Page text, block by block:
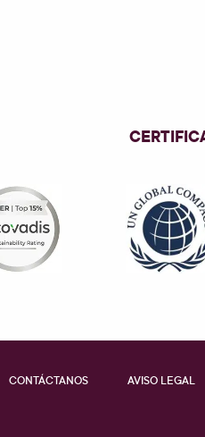
CONTÁCTANOS AVISO LEGAL